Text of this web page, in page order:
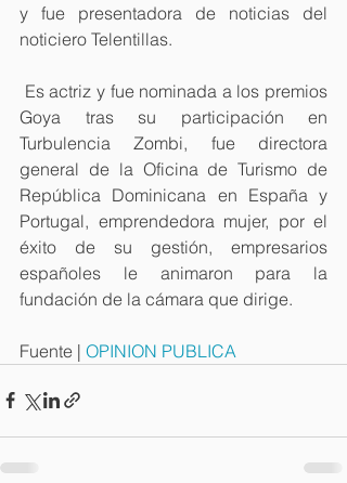
y fue presentadora de noticias del
noticiero Telentillas.
Goya tras su participación en
Turbulencia Zombi, fue directora
general de la Oficina de Turismo de
República Dominicana en España y
Portugal, emprendedora mujer, por el
éxito de su gestión, empresarios
españoles le animaron para la
fundación de la cámara que dirige.
Fuente | OPINION PUBLICA